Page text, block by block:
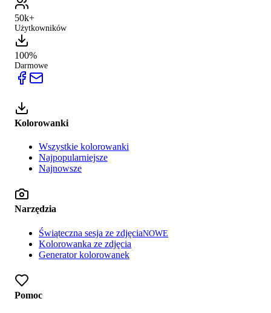
50k+
Użytkowników
100%
Darmowe
Kolorowanki
Wszystkie kolorowanki
Najpopularniejsze
Najnowsze
Narzędzia
Świąteczna sesja ze zdjęciaNOWE
Kolorowanka ze zdjęcia
Generator kolorowanek
Pomoc